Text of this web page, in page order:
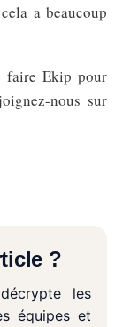
a beaucoup
faire Ekip pour
nous sur
?
les
équipes et